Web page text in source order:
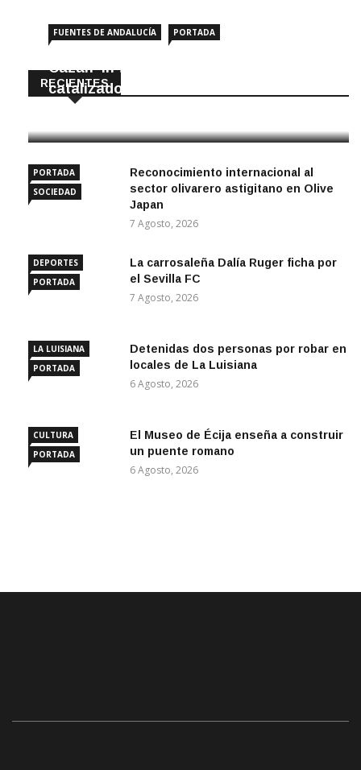
RECIENTES
FUENTES DE ANDALUCÍA PORTADA
Cazan ‘in fraganti’ a ladrones de
catalizadores
PORTADA
SOCIEDAD
Reconocimiento internacional al
sector olivarero astigitano en Olive
Japan
7 Agosto, 2026
DEPORTES
PORTADA
La carrosaleña Dalía Ruger ficha por
el Sevilla FC
7 Agosto, 2026
LA LUISIANA
PORTADA
Detenidas dos personas por robar en
locales de La Luisiana
6 Agosto, 2026
CULTURA
PORTADA
El Museo de Écija enseña a construir
un puente romano
6 Agosto, 2026